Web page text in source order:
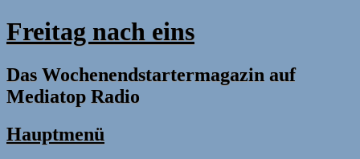
Freitag nach eins
Das Wochenendstartermagazin auf
Mediatop Radio
Hauptmenü